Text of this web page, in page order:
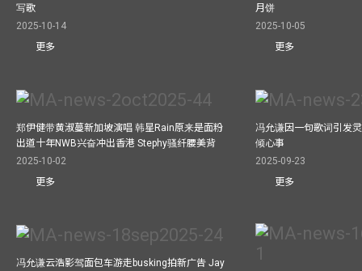
写歌
2025-10-14
更多
月饼
2025-10-05
更多
郑伊健带黄淑蔓新加坡演唱 韩星Rain原来是面粉
出道十年NWB兴奋冲出香港 Stephy骚纤腰美背
2025-10-02
更多
冯允谦因一句歌词引发
倾心事
2025-09-23
更多
冯允谦云浩影驾面包车游走busking拍新广告 Jay